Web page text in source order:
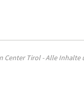
Center Tirol - Alle